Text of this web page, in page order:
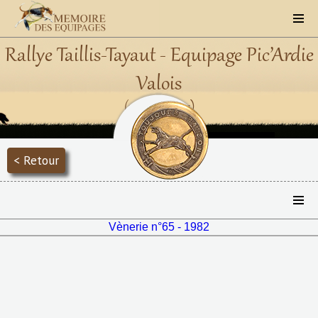
Rallye Taillis-Tayaut - Equipage Pic’Ardie
Valois
(1956 - 1977)
< Retour
Vènerie n°65 - 1982